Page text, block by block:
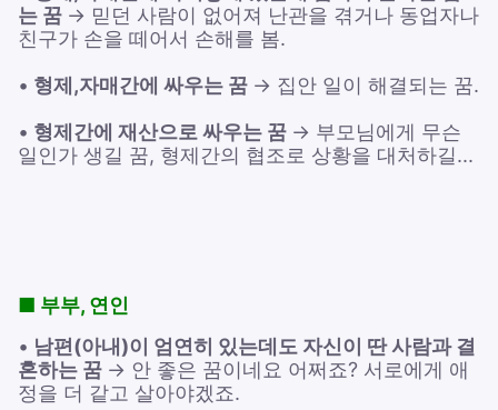
는 꿈 → 믿던 사람이 없어져 난관을 겪거나 동업자나
친구가 손을 떼어서 손해를 봄.
• 형제,자매간에 싸우는 꿈 → 집안 일이 해결되는 꿈.
• 형제간에 재산으로 싸우는 꿈 → 부모님에게 무슨
일인가 생길 꿈, 형제간의 협조로 상황을 대처하길...
■ 부부, 연인
• 남편(아내)이 엄연히 있는데도 자신이 딴 사람과 결
혼하는 꿈 → 안 좋은 꿈이네요 어쩌죠? 서로에게 애
정을 더 같고 살아야겠죠.